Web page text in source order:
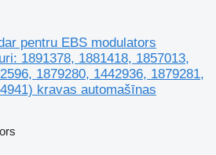
pentru EBS modulators
1891378, 1881418, 1857013,
1879280, 1442936, 1879281,
kravas automašīnas